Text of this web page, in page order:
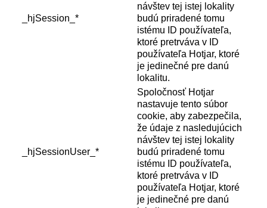
_hjSession_*
návštev tej istej lokality
budú priradené tomu
istému ID používateľa,
ktoré pretrváva v ID
používateľa Hotjar, ktoré
je jedinečné pre danú
lokalitu.
_hjSessionUser_*
Spoločnosť Hotjar
nastavuje tento súbor
cookie, aby zabezpečila,
že údaje z nasledujúcich
návštev tej istej lokality
budú priradené tomu
istému ID používateľa,
ktoré pretrváva v ID
používateľa Hotjar, ktoré
je jedinečné pre danú